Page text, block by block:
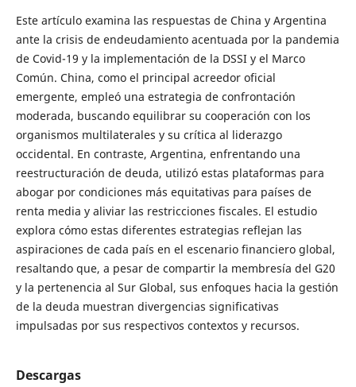
Este artículo examina las respuestas de China y Argentina
ante la crisis de endeudamiento acentuada por la pandemia
de Covid-19 y la implementación de la DSSI y el Marco
Común. China, como el principal acreedor oficial
emergente, empleó una estrategia de confrontación
moderada, buscando equilibrar su cooperación con los
organismos multilaterales y su crítica al liderazgo
occidental. En contraste, Argentina, enfrentando una
reestructuración de deuda, utilizó estas plataformas para
abogar por condiciones más equitativas para países de
renta media y aliviar las restricciones fiscales. El estudio
explora cómo estas diferentes estrategias reflejan las
aspiraciones de cada país en el escenario financiero global,
resaltando que, a pesar de compartir la membresía del G20
y la pertenencia al Sur Global, sus enfoques hacia la gestión
de la deuda muestran divergencias significativas
impulsadas por sus respectivos contextos y recursos.
Descargas